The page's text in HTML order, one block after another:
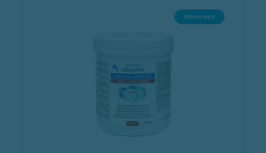
Nouveau